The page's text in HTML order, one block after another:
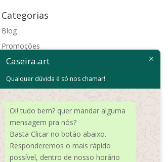
Categorias
Blog
Promoções
Sem categoria
Meta
Acessar
Feed de comentários
WordPress.org
Caseira.art
Qualquer dúvida é só nos chamar!
Oi! tudo bem? quer mandar alguma
mensagem pra nós?
Basta Clicar no botão abaixo.
Responderemos o mais rápido
possível, dentro de nosso horário